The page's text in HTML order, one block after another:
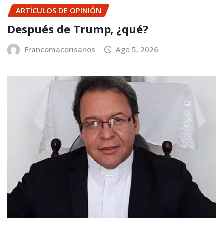
ARTÍCULOS DE OPINIÓN
Después de Trump, ¿qué?
Francomacorisanos Ago 5, 2026